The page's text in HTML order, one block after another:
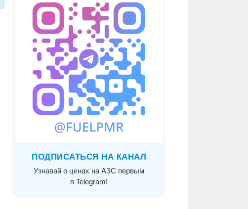
ПОДПИСАТЬСЯ НА КАНАЛ
Узнавай о ценах на АЗС первым
в Telegram!